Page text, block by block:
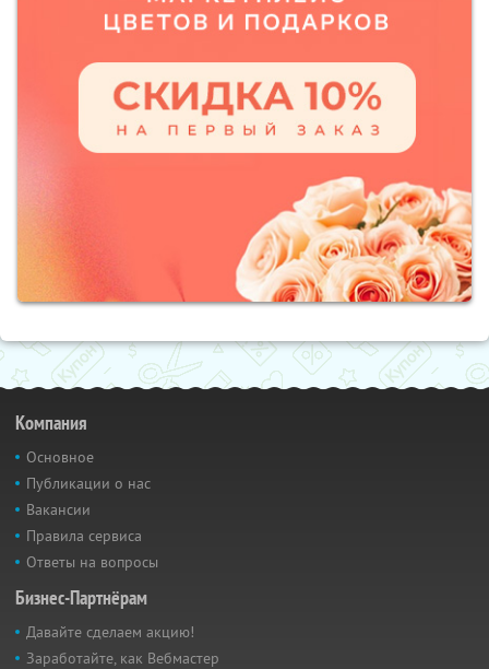
Компания
Основное
Публикации о нас
Вакансии
Правила сервиса
Ответы на вопросы
Бизнес-Партнёрам
Давайте сделаем акцию!
Заработайте, как Вебмастер